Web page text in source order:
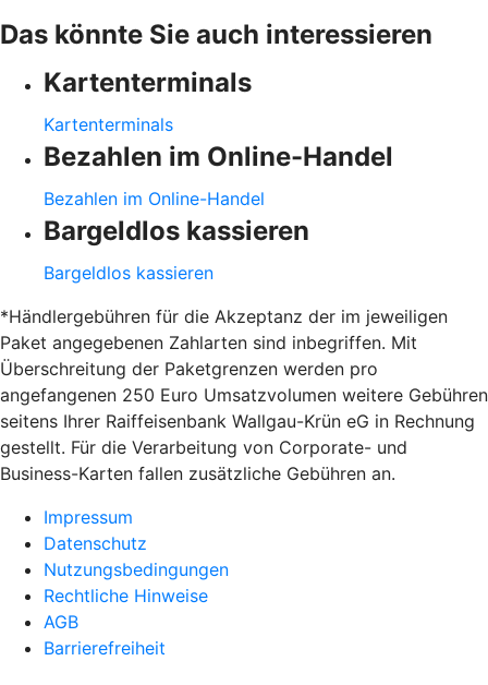
Das könnte Sie auch interessieren
Kartenterminals
Kartenterminals
Bezahlen im Online-Handel
Bezahlen im Online-Handel
Bargeldlos kassieren
Bargeldlos kassieren
*Händlergebühren für die Akzeptanz der im jeweiligen
Paket angegebenen Zahlarten sind inbegriffen. Mit
Überschreitung der Paketgrenzen werden pro
angefangenen 250 Euro Umsatzvolumen weitere Gebühren
seitens Ihrer Raiffeisenbank Wallgau-Krün eG in Rechnung
gestellt. Für die Verarbeitung von Corporate- und
Business-Karten fallen zusätzliche Gebühren an.
Impressum
Datenschutz
Nutzungsbedingungen
Rechtliche Hinweise
AGB
Barrierefreiheit